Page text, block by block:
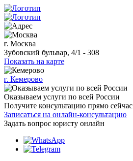
г. Москва
Зубовский бульвар, 4/1 - 308
Показать на карте
г. Кемерово
Оказываем услуги по всей России
Получите консультацию прямо сейчас
Записаться на онлайн-консультацию
Задать вопрос юристу онлайн